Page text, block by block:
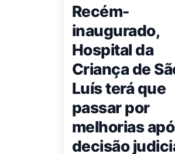
Recém-
inaugurado,
Hospital da
Criança de
Luís terá que
passar por
melhorias
decisão